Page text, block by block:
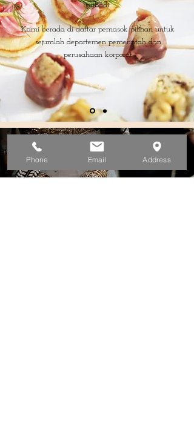
pribadi.
Kami berada di daftar pemasok pilihan untuk
sejumlah departemen pemerintah dan
perusahaan korporat
Phone Email Address